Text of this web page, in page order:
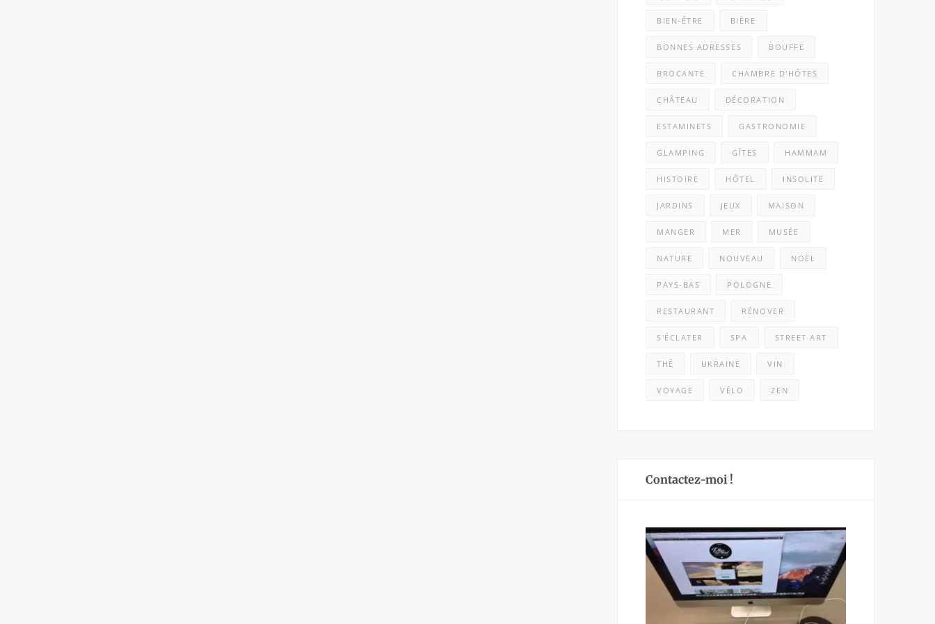
BIEN-ÊTRE BIÈRE
BONNES ADRESSES BOUFFE
BROCANTE CHAMBRE D'HÔTES
CHÂTEAU DÉCORATION
ESTAMINETS GASTRONOMIE
GLAMPING GÎTES HAMMAM
HISTOIRE HÔTEL INSOLITE
JARDINS JEUX MAISON
MANGER MER MUSÉE
NATURE NOUVEAU NOËL
PAYS-BAS POLOGNE
RESTAURANT RÉNOVER
S'ÉCLATER SPA STREET ART
THÉ UKRAINE VIN
VOYAGE VÉLO ZEN
Contactez-moi !